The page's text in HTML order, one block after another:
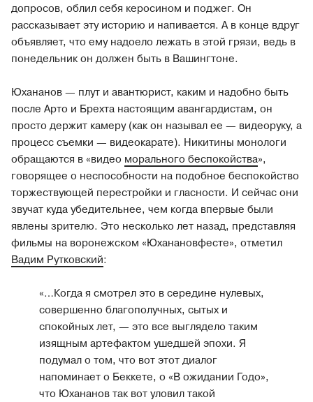
допросов, облил себя керосином и поджег. Он
рассказывает эту историю и напивается. А в конце вдруг
объявляет, что ему надоело лежать в этой грязи, ведь в
понедельник он должен быть в Вашингтоне.
Юхананов — плут и авантюрист, каким и надобно быть
после Арто и Брехта настоящим авангардистам, он
просто держит камеру (как он называл ее — видеоруку, а
процесс съемки — видеокарате). Никитины монологи
обращаются в «видео морального беспокойства»,
говорящее о неспособности на подобное беспокойство
торжествующей перестройки и гласности. И сейчас они
звучат куда убедительнее, чем когда впервые были
явлены зрителю. Это несколько лет назад, представляя
фильмы на воронежском «Юханановфесте», отметил
Вадим Рутковский:
«…Когда я смотрел это в середине нулевых,
совершенно благополучных, сытых и
спокойных лет, — это все выглядело таким
изящным артефактом ушедшей эпохи. Я
подумал о том, что вот этот диалог
напоминает о Беккете, о «В ожидании Годо»,
что Юхананов так вот уловил такой